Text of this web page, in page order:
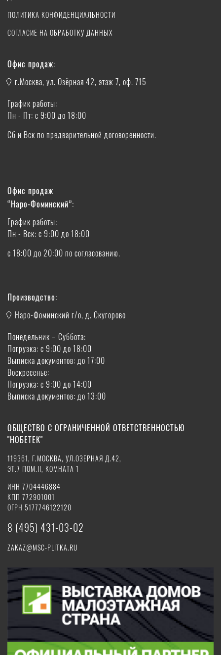
ПОЛИТИКА КОНФИДЕНЦИАЛЬНОСТИ
СОГЛАСИЕ НА ОБРАБОТКУ ДАННЫХ
Офис продаж:
г.Москва, ул. Озёрная 42, этаж 7, оф. 715
График работы:
Пн - Пт: с 9:00 до 18:00
Сб и Вск по предварительной договоренности.
Офис продаж
“Наро-Фоминский”:
График работы:
Пн - Вск: с 9:00 до 18:00
с 18:00 до 20:00 по согласованию.
Производство:
Наро-Фоминский г/о, д. Скугорово
Понедельник – Суббота:
Погрузка: с 9:00 до 18:00
Выписка документов: до 17:00
Воскресенье:
Погрузка: с 9:00 до 14:00
Выписка документов: до 13:00
ОБЩЕСТВО С ОГРАНИЧЕННОЙ ОТВЕТСТВЕННОСТЬЮ
"НОБЕТЕК"
119361, Г.МОСКВА, УЛ.ОЗЕРНАЯ Д.42,
ЭТ.7 ПОМ.II, КОМНАТА 1
ИНН 7704446884
КПП 772901001
ОГРН 5177746122120
8 (495) 431-03-02
ZAKAZ@MSC-PLITKA.RU